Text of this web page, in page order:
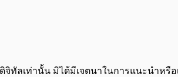
ทัลเท่านั้น มิได้มีเจตนาในการแนะนำห